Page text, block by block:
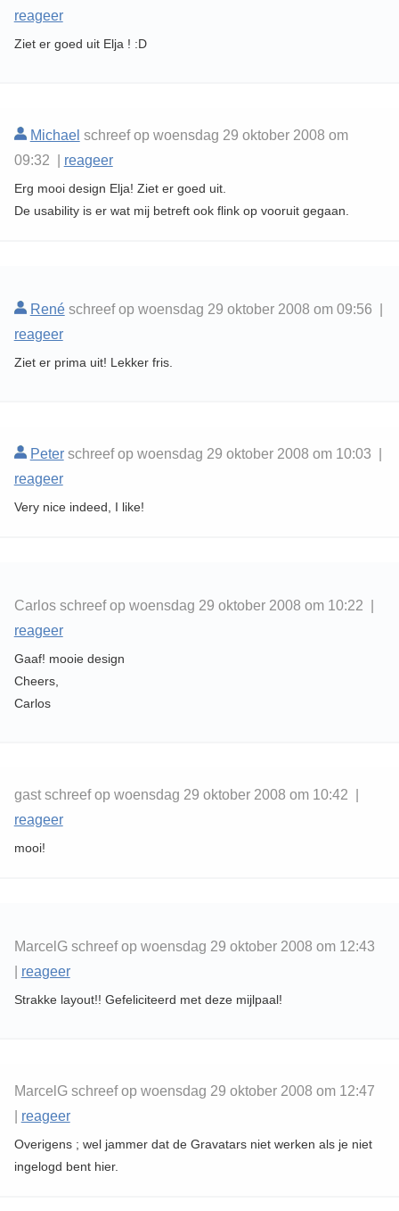
reageer
Ziet er goed uit Elja ! :D
Michael schreef op woensdag 29 oktober 2008 om
09:32 | reageer
Erg mooi design Elja! Ziet er goed uit.
De usability is er wat mij betreft ook flink op vooruit gegaan.
Renéschreef op woensdag 29 oktober 2008 om 09:56 |
reageer
Ziet er prima uit! Lekker fris.
Peterschreef op woensdag 29 oktober 2008 om 10:03 |
reageer
Very nice indeed, I like!
Carlos schreef op woensdag 29 oktober 2008 om 10:22 |
reageer
Gaaf! mooie design
Cheers,
Carlos
gast schreef op woensdag 29 oktober 2008 om 10:42 |
reageer
mooi!
MarcelG schreef op woensdag 29 oktober 2008 om 12:43
reageer
Strakke layout!! Gefeliciteerd met deze mijlpaal!
MarcelG schreef op woensdag 29 oktober 2008 om 12:47
reageer
Overigens ; wel jammer dat de Gravatars niet werken als je niet
ingelogd bent hier.